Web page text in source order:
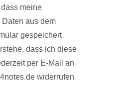
dass meine
aus dem
gespeichert
dass ich diese
per E-Mail an
widerrufen